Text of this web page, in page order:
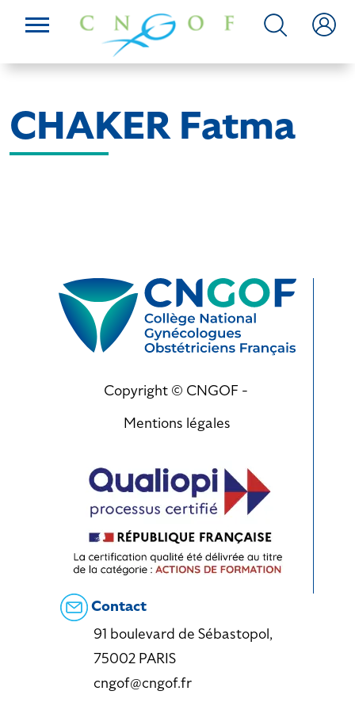
CHAKER Fatma
Copyright © CNGOF -
Mentions légales
Contact
91 boulevard de Sébastopol,
75002 PARIS
cngof@cngof.fr